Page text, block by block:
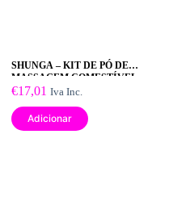
SHUNGA – KIT DE PÓ DE
MASSAGEM COMESTÍVEL
DE MORANGO
€17,01 Iva Inc.
Adicionar